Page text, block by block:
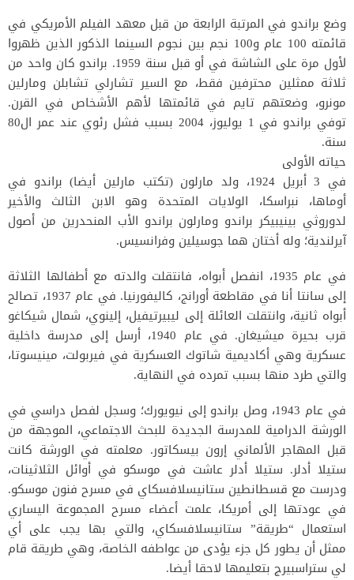
وضع براندو في المرتبة الرابعة من قبل معهد الفيلم الأمريكي في
قائمته 100 عام و100 نجم بين نجوم السينما الذكور الذين ظهروا
لأول مرة على الشاشة في أو قبل سنة 1959. براندو كان واحد من
ثلاثة ممثلين محترفين فقط، مع السير تشارلي تشابلن ومارلين
مونرو، وضعتهم تايم في قائمتها لأهم الأشخاص في القرن.
توفي براندو في 1 يوليوز، 2004 بسبب فشل رئوي عند عمر ال80
سنة.
حياته الأولى
في 3 أبريل 1924، ولد مارلون (تكتب مارلين أيضا) براندو في
أوماها، نبراسكا، الولايات المتحدة وهو الابن الثالث والأخير
لدوروثي بينيبيكر براندو ومارلون براندو الأب المنحدرين من أصول
آيرلندية؛ وله أختان هما جوسيلين وفرانسيس.
في عام 1935، انفصل أبواه، فانتقلت والدته مع أطفالها الثلاثة
إلى سانتا أنا في مقاطعة أورانج، كاليفورنيا. في عام 1937، تصالح
أبواه ثانية، وانتقلت العائلة إلى ليبيرتيفيل، إلينوي، شمال شيكاغو
قرب بحيرة ميشيغان. في عام 1940، أرسل إلى مدرسة داخلية
عسكرية وهي أكاديمية شاتوك العسكرية في فيربولت، مينيسوتا،
والتي طرد منها بسبب تمرده في النهاية.
في عام 1943، وصل براندو إلى نيويورك؛ وسجل لفصل دراسي في
الورشة الدرامية للمدرسة الجديدة للبحث الاجتماعي، الموجهة من
قبل المهاجر الألماني إرون بيسكاتور. معلمته في الورشة كانت
ستيلا أدلر. ستيلا أدلر عاشت في موسكو في أوائل الثلاثينات،
ودرست مع قسطانطين ستانيسلافسكاي في مسرح فنون موسكو.
في عودتها إلى أمريكا، علمت أعضاء مسرح المجموعة اليساري
استعمال “طريقة” ستانيسلافسكاي، والتي بها يجب على أي
ممثل أن يطور كل جزء يؤدى من عواطفه الخاصة، وهي طريقة قام
لي ستراسبيرج بتعليمها لاحقا أيضا.